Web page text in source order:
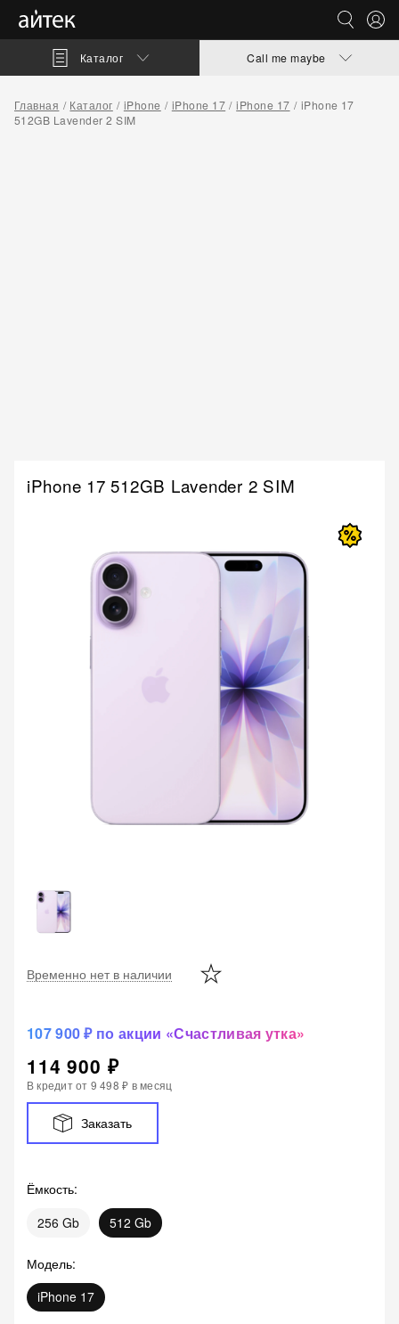
Call me maybe
Главная Каталог iPhone iPhone 17 iPhone 17
iPhone 17
512GB Lavender 2 SIM
Каталог
iPhone 17 512GB Lavender 2 SIM
Временно нет в наличии
107 900 ₽ по акции «Счастливая утка»
114 900 ₽
В кредит от 9 498 ₽ в месяц
Заказать
Ёмкость:
256 Gb
512 Gb
Модель:
iPhone 17